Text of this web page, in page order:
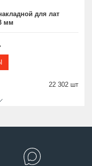
для лат
мм
22 302 шт